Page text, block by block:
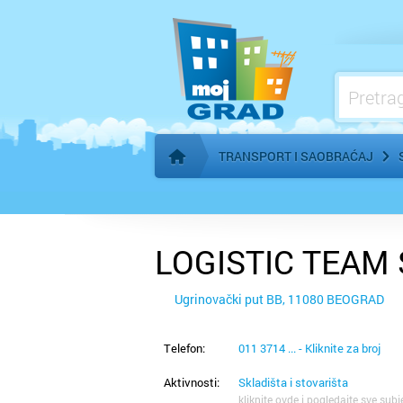
Početna stranica
TRANSPORT I SAOBRAĆAJ
LOGISTIC TEAM
Ugrinovački put BB, 11080 BEOGRAD
Telefon: 011 3714 ... - Kliknite za broj
Aktivnosti: Skladišta i stovarišta
kliknite ovde i pogledajte sve